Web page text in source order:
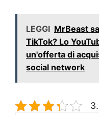
LEGGI MrBeast
TikTok? Lo
un'offerta di
social network